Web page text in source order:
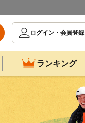
ログイン・会員登録
ランキング